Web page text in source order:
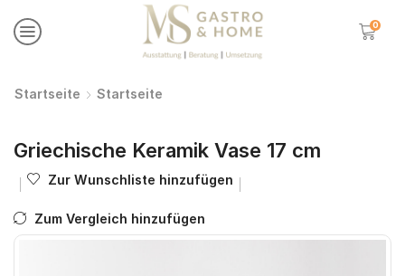
0
Startseite Startseite
Griechische Keramik Vase 17 cm
Zur Wunschliste hinzufügen
Zum Vergleich hinzufügen